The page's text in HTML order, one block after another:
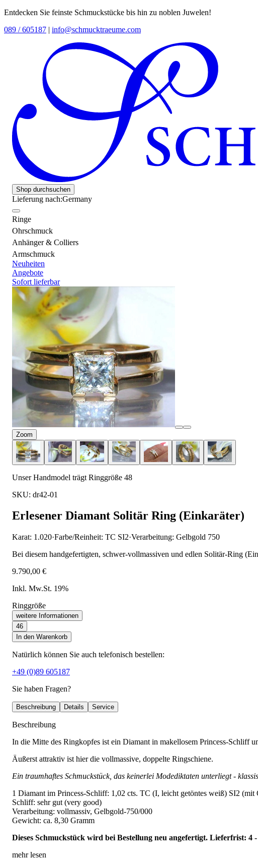
Entdecken Sie feinste Schmuckstücke bis hin zu noblen Juwelen!
089 / 605187 | info@schmucktraeume.com
Shop durchsuchen
Lieferung nach:Germany
Ringe
Ohrschmuck
Anhänger & Colliers
Armschmuck
Neuheiten
Angebote
Sofort lieferbar
Zoom
Unser Handmodel trägt Ringgröße 48
SKU: dr42-01
Erlesener Diamant Solitär Ring (Einkaräter)
Karat: 1.020·Farbe/Reinheit: TC SI2·Verarbeitung: Gelbgold 750
Bei diesem handgefertigten, schwer-vollmassiven und edlen Solitär-Ring
9.790,00 €
Inkl. Mw.St. 19%
Ringgröße
weitere Informationen
46
In den Warenkorb
Natürlich können Sie auch telefonisch bestellen:
+49 (0)89 605187
Sie haben Fragen?
Beschreibung Details Service
Beschreibung
In die Mitte des Ringkopfes ist ein Diamant in makellosem Princess-Schliff
Äußerst attraktiv ist hier die vollmassive, doppelte Ringschiene.
Ein traumhaftes Schmuckstück, das keinerlei Modediktaten unterliegt -
1 Diamant im Princess-Schliff: 1,02 cts. TC (I, leicht getöntes weiß) SI2
Schliff: sehr gut (very good)
Verarbeitung: vollmassiv, Gelbgold-750/000
Gewicht: ca. 8,30 Gramm
Dieses Schmuckstück wird bei Bestellung neu angefertigt. Lieferfrist:
mehr lesen